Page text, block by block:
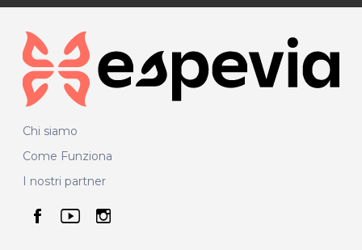
Chi siamo
Come Funziona
I nostri partner
seguici su facebook
seguici su youtube
seguici su instagram